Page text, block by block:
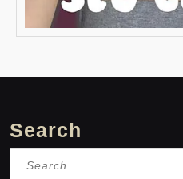
Search